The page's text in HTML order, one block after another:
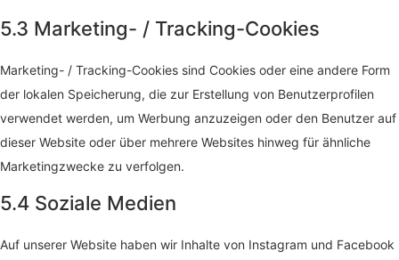
5.3 Marketing- / Tracking-Cookies
Marketing- / Tracking-Cookies sind Cookies oder eine andere Form
der lokalen Speicherung, die zur Erstellung von Benutzerprofilen
verwendet werden, um Werbung anzuzeigen oder den Benutzer auf
dieser Website oder über mehrere Websites hinweg für ähnliche
Marketingzwecke zu verfolgen.
5.4 Soziale Medien
Auf unserer Website haben wir Inhalte von Instagram und Facebook